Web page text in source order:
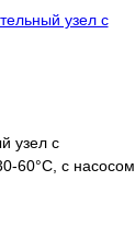
узел с
60°C, с насосом